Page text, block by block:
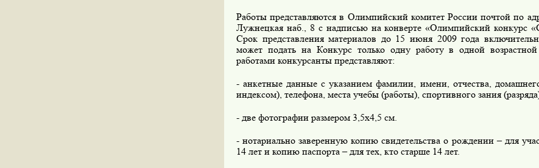
Работы представляются в Олимпийский комитет России почтой по
Лужнецкая наб., 8 с надписью на конверте «Олимпийский конкурс
Срок представления материалов до 15 июня 2009 года
может подать на Конкурс только одну работу в одной
работами конкурсанты представляют:
- анкетные данные с указанием фамилии, имени, отчества,
индексом), телефона, места учебы (работы), спортивного зания
- две фотографии размером 3,5x4,5 см.
- нотариально заверенную копию свидетельства о рождении – для
14 лет и копию паспорта – для тех, кто старше 14 лет.